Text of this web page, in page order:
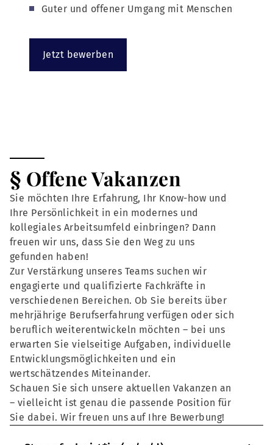
Guter und offener Umgang mit Menschen
Jetzt bewerben
§ Offene Vakanzen
Sie möchten Ihre Erfahrung, Ihr Know-how und
Ihre Persönlichkeit in ein modernes und
kollegiales Arbeitsumfeld einbringen? Dann
freuen wir uns, dass Sie den Weg zu uns
gefunden haben!
Zur Verstärkung unseres Teams suchen wir
engagierte und qualifizierte Fachkräfte in
verschiedenen Bereichen. Ob Sie bereits über
mehrjährige Berufserfahrung verfügen oder sich
beruflich weiterentwickeln möchten – bei uns
erwarten Sie vielseitige Aufgaben, individuelle
Entwicklungsmöglichkeiten und ein
wertschätzendes Miteinander.
Schauen Sie sich unsere aktuellen Vakanzen an
– vielleicht ist genau die passende Position für
Sie dabei. Wir freuen uns auf Ihre Bewerbung!